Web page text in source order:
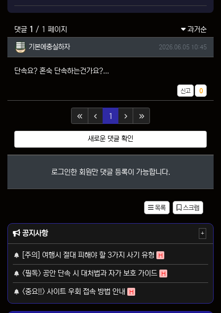
댓글 1 / 1 페이지 과거순
기본에충실하자님의 댓글
기본에충실하자 작성일
2026.06.05 10:45
단속요? 혼숙 단속하는건가요?...
신고 추천
0
1 (current)
새로운 댓글 확인
로그인한 회원만 댓글 등록이 가능합니다.
목록 스크랩
공지사항 +
[주의] 여행시 절대 피해야 할 3가지 사기 유형 H
<필독> 공안 단속 시 대처법과 자가 보호 가이드 H
<중요!!> 사이트 우회 접속 방법 안내 H